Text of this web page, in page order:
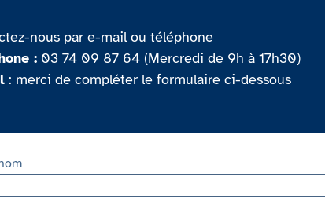
nous par e-mail ou téléphone
: 03 74 09 87 64 (Mercredi de 9h à 17h30)
: merci de compléter le formulaire ci-dessous